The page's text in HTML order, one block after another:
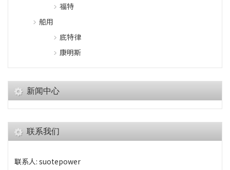
福特
船用
底特律
康明斯
新闻中心
联系我们
联系人: suotepower